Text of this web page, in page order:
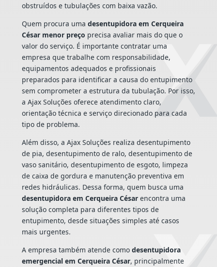
obstruídos e tubulações com baixa vazão.
Quem procura uma desentupidora em Cerqueira
César menor preço precisa avaliar mais do que o
valor do serviço. É importante contratar uma
empresa que trabalhe com responsabilidade,
equipamentos adequados e profissionais
preparados para identificar a causa do entupimento
sem comprometer a estrutura da tubulação. Por isso,
a Ajax Soluções oferece atendimento claro,
orientação técnica e serviço direcionado para cada
tipo de problema.
Além disso, a Ajax Soluções realiza desentupimento
de pia, desentupimento de ralo, desentupimento de
vaso sanitário, desentupimento de esgoto, limpeza
de caixa de gordura e manutenção preventiva em
redes hidráulicas. Dessa forma, quem busca uma
desentupidora em Cerqueira Césarencontra uma
solução completa para diferentes tipos de
entupimento, desde situações simples até casos
mais urgentes.
A empresa também atende como desentupidora
emergencial em Cerqueira César, principalmente